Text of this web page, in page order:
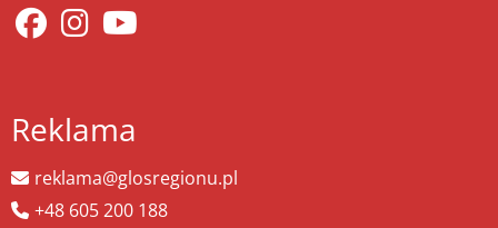
Reklama
reklama@glosregionu.pl
+48 605 200 188